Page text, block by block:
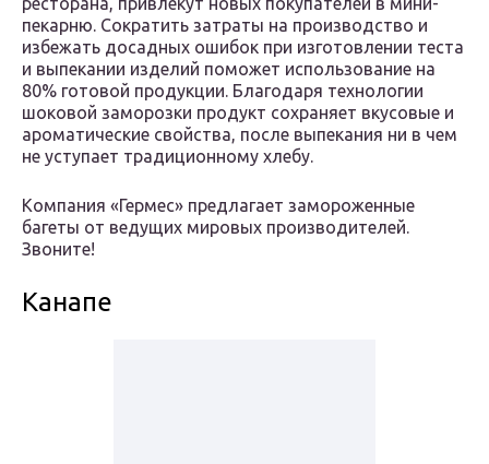
пекарню. Сократить затраты на производство и
избежать досадных ошибок при изготовлении теста
и выпекании изделий поможет использование на
80% готовой продукции. Благодаря технологии
шоковой заморозки продукт сохраняет вкусовые и
ароматические свойства, после выпекания ни в чем
не уступает традиционному хлебу.
Компания «Гермес» предлагает замороженные
багеты от ведущих мировых производителей.
Звоните!
Канапе